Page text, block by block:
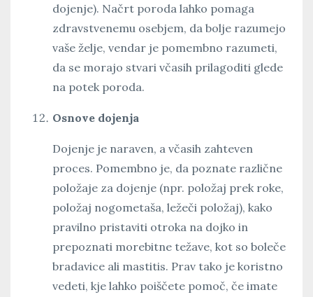
dojenje). Načrt poroda lahko pomaga
zdravstvenemu osebjem, da bolje razumejo
vaše želje, vendar je pomembno razumeti,
da se morajo stvari včasih prilagoditi glede
na potek poroda.
Osnove dojenja
Dojenje je naraven, a včasih zahteven
proces. Pomembno je, da poznate različne
položaje za dojenje (npr. položaj prek roke,
položaj nogometaša, ležeči položaj), kako
pravilno pristaviti otroka na dojko in
prepoznati morebitne težave, kot so boleče
bradavice ali mastitis. Prav tako je koristno
vedeti, kje lahko poiščete pomoč, če imate